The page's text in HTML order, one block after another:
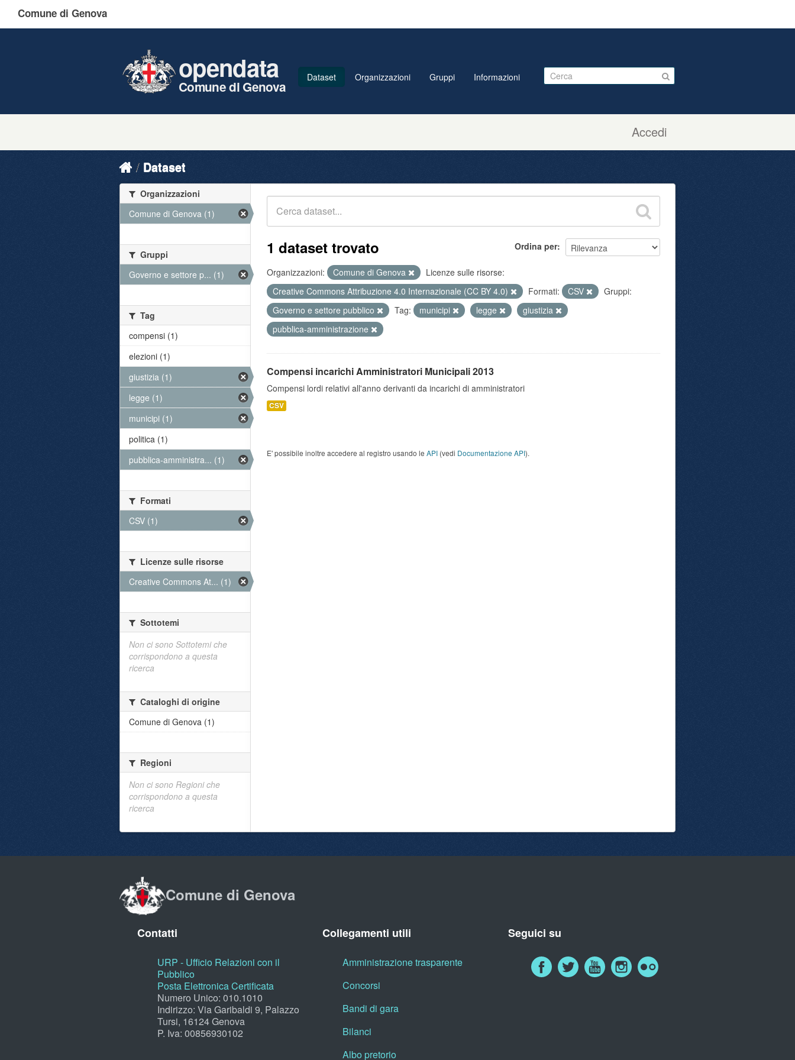
Comune di Genova
Accedi
opendata
Comune di Genova
Dataset Organizzazioni Gruppi Informazioni
Dataset
Ordina per
1 dataset trovato
Organizzazioni: Comune di Genova
Licenze sulle risorse:
Creative Commons Attribuzione 4.0 Internazionale (CC BY 4.0)
Formati: CSV
Gruppi:
Governo e settore pubblico
Tag: municipi legge
giustizia
pubblica-amministrazione
Compensi incarichi Amministratori Municipali 2013
Compensi lordi relativi all'anno derivanti da incarichi di amministratori
CSV
E' possibile inoltre accedere al registro usando le API (vedi Documentazione API).
Organizzazioni
Comune di Genova (1)
Gruppi
Governo e settore p... (1)
Tag
compensi (1)
elezioni (1)
giustizia (1)
legge (1)
municipi (1)
politica (1)
pubblica-amministra... (1)
Formati
CSV (1)
Licenze sulle risorse
Creative Commons At... (1)
Sottotemi
Non ci sono Sottotemi che
corrispondono a questa
ricerca
Cataloghi di origine
Comune di Genova (1)
Regioni
Non ci sono Regioni che
corrispondono a questa
ricerca
Comune di Genova
Contatti
URP - Ufficio Relazioni con il
Pubblico
Posta Elettronica Certificata
Numero Unico: 010.1010
Indirizzo: Via Garibaldi 9, Palazzo
Tursi, 16124 Genova
P. Iva: 00856930102
Collegamenti utili
Amministrazione trasparente
Concorsi
Bandi di gara
Bilanci
Albo pretorio
Seguici su